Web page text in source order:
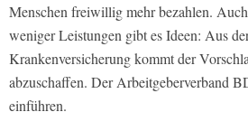
Menschen freiwillig mehr bezahlen.
weniger Leistungen gibt es Ideen: Aus
Krankenversicherung kommt der
abzuschaffen. Der Arbeitgeberverband
einführen.